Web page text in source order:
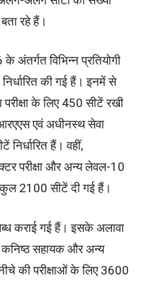
रहे हैं।
अंतर्गत विभिन्न प्रतियोगी
की गई हैं। इनमें से
परीक्षा के लिए 450 सीटें रखी
एवं अधीनस्थ सेवा
निर्धारित हैं। वहीं,
परीक्षा और अन्य लेवल-10
2100 सीटें दी गई हैं।
कराई गई हैं। इसके अलावा
कनिष्ठ सहायक और अन्य
की परीक्षाओं के लिए 3600